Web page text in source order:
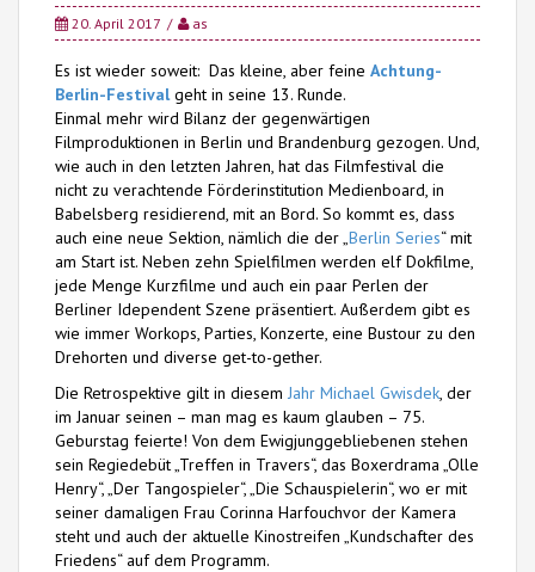
20. April 2017 as
Es ist wieder soweit: Das kleine, aber feine Achtung-
Berlin-Festivalgeht in seine 13. Runde.
Einmal mehr wird Bilanz der gegenwärtigen
Filmproduktionen in Berlin und Brandenburg gezogen. Und,
wie auch in den letzten Jahren, hat das Filmfestival die
nicht zu verachtende Förderinstitution Medienboard, in
Babelsberg residierend, mit an Bord. So kommt es, dass
auch eine neue Sektion, nämlich die der „Berlin Series“ mit
am Start ist. Neben zehn Spielfilmen werden elf Dokfilme,
jede Menge Kurzfilme und auch ein paar Perlen der
Berliner Idependent Szene präsentiert. Außerdem gibt es
wie immer Workops, Parties, Konzerte, eine Bustour zu den
Drehorten und diverse get-to-gether.
Die Retrospektive gilt in diesem Jahr Michael Gwisdek, der
im Januar seinen – man mag es kaum glauben – 75.
Geburstag feierte! Von dem Ewigjunggebliebenen stehen
sein Regiedebüt „Treffen in Travers“, das Boxerdrama „Olle
Henry“, „Der Tangospieler“, „Die Schauspielerin“, wo er mit
seiner damaligen Frau Corinna Harfouchvor der Kamera
steht und auch der aktuelle Kinostreifen „Kundschafter des
Friedens“ auf dem Programm.